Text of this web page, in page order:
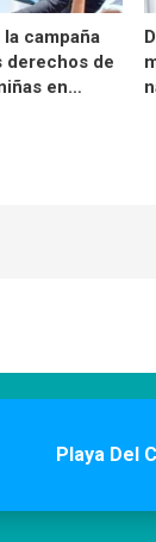
campaña
derechos de
en…
Playa Del